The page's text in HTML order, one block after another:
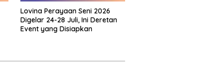
Lovina Perayaan Seni 2026
Digelar 24-28 Juli, Ini Deretan
Event yang Disiapkan